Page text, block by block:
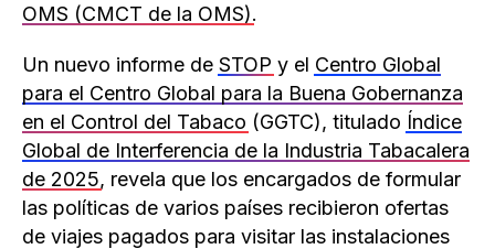
OMS (CMCT de la OMS).
Un nuevo informe de STOP y el Centro Global
para el Centro Global para la Buena Gobernanza
en el Control del Tabaco (GGTC), titulado Índice
Global de Interferencia de la Industria Tabacalera
de 2025, revela que los encargados de formular
las políticas de varios países recibieron ofertas
de viajes pagados para visitar las instalaciones